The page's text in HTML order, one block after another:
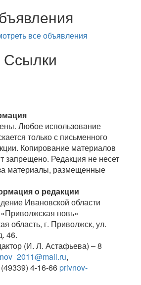
все объявления
Ссылки
Любое использование
только с письменного
Копирование материалов
запрещено. Редакция не несет
материалы, размещенные
о редакции
Ивановской области
новь»
область, г. Приволжск, ул.
46.
(И. Л. Астафьева) – 8
,
4-16-66privnov-